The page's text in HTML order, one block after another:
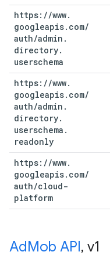
https: //www.
googleapis. com/
auth/admin .
directory.
userschema
https: //www.
googleapis. com/
auth/admin .
directory.
userschema .
readonly
https: //www.
googleapis. com/
auth/cloud-
platform
AdMob API, v1